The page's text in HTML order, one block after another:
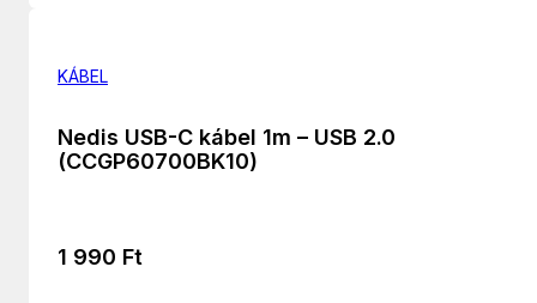
KÁBEL
Nedis USB-C kábel 1m – USB 2.0
(CCGP60700BK10)
1 990 Ft